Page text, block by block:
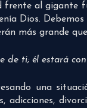
frente al gigante
Dios.
más grande
de ti; él estará
una
adicciones,